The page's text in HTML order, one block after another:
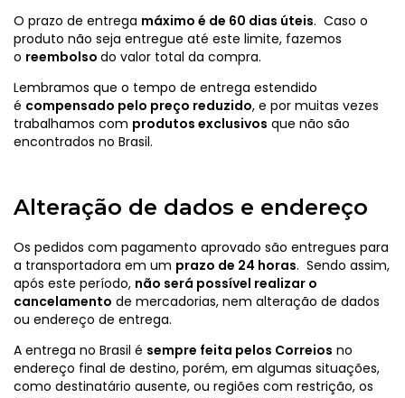
O prazo de entrega máximo é de 60 dias úteis. Caso o
produto não seja entregue até este limite, fazemos
o reembolso do valor total da compra.
Lembramos que o tempo de entrega estendido
é compensado pelo preço reduzido, e por muitas vezes
trabalhamos com produtos exclusivos que não são
encontrados no Brasil.
Alteração de dados e endereço
Os pedidos com pagamento aprovado são entregues para
a transportadora em um prazo de 24 horas. Sendo assim,
após este período, não será possível realizar o
cancelamento de mercadorias, nem alteração de dados
ou endereço de entrega.
A entrega no Brasil é sempre feita pelos Correios no
endereço final de destino, porém, em algumas situações,
como destinatário ausente, ou regiões com restrição, os